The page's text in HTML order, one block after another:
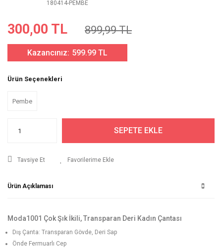
180414-PEMBE
300,00 TL 899,99 TL
Kazancınız: 599.99 TL
Ürün Seçenekleri
Pembe
SEPETE EKLE
Tavsiye Et
Ürün Açıklaması
Moda1001 Çok Şık İkili, Transparan Deri Kadın Çantası
Dış Çanta: Transparan Gövde, Deri Sap
Önde Fermuarlı Cep